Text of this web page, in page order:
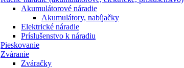
Akumulátorové náradie
Akumulátory, nabíjačky
Elektrické náradie
Príslušenstvo k náradiu
Pieskovanie
Zváranie
Zváračky